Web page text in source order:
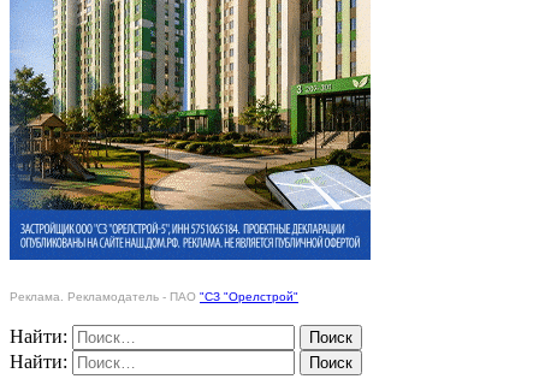
Реклама. Рекламодатель - ПАО "СЗ "Орелстрой"
Найти:
Найти: